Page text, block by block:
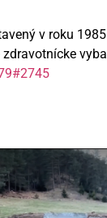
v roku